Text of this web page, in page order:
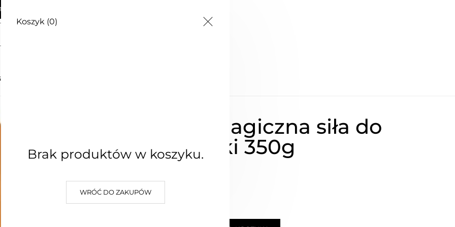
OD 250zł
Koszyk (0)
Brak produktów w koszyku.
WRÓĆ DO ZAKUPÓW
siła do Truskawki 350g
Nawóz magiczna siła do
Truskawki 350g